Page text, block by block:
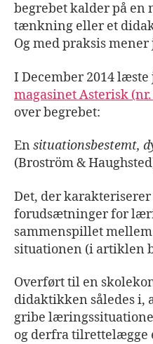
begrebet kalder på
tænkning eller et
Og med praksis
I December 2014
magasinet Asterisk (nr.
over begrebet:
En situationsbestemt,
(Broström &
Det, der
forudsætninger for
sammenspillet
situationen (i artiklen
Overført til en
didaktikken således i,
gribe
og derfra